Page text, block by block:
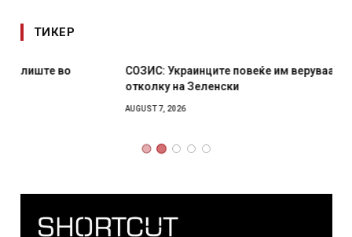
ТИКЕР
СОЗИС: Украинците повеќе им веруваат на генералите
отколку на Зеленски